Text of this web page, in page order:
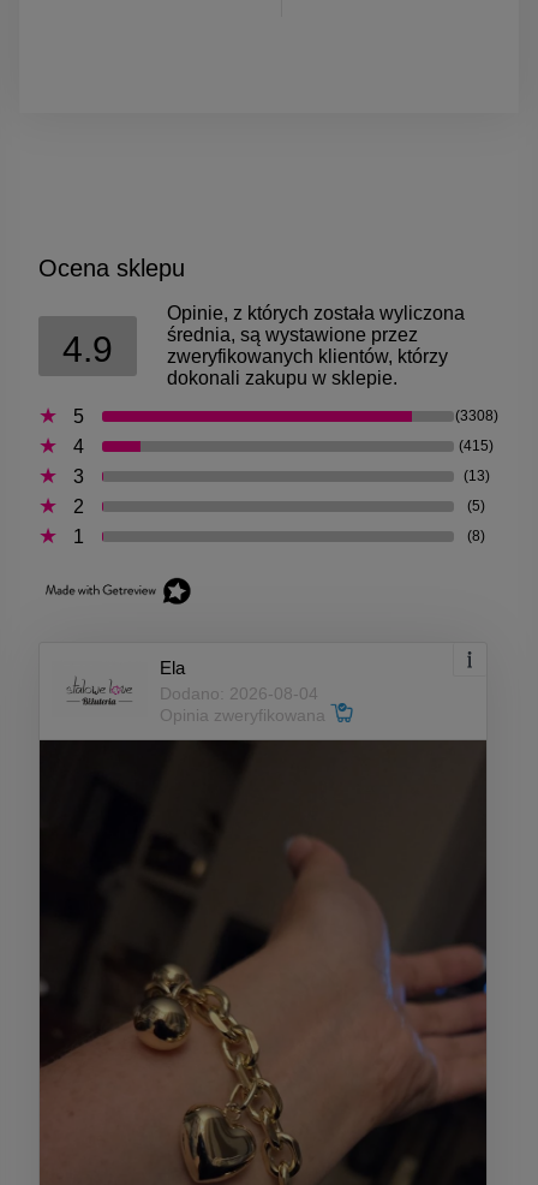
Ocena sklepu
4.9
Opinie, z których została wyliczona
średnia, są wystawione przez
zweryfikowanych klientów, którzy
dokonali zakupu w sklepie.
5
(3308)
4 (415)
3 (13)
2 (5)
1 (8)
Ela
Dodano: 2026-08-04
Opinia zweryfikowana